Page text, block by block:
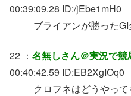
00:39:09.28 ID:/jEbe1mH0
ブライアンが勝ったGI
22 ： 名無しさん＠実況で競
00:40:42.59 ID:EB2XgIOq0
クロフネはどうやっ